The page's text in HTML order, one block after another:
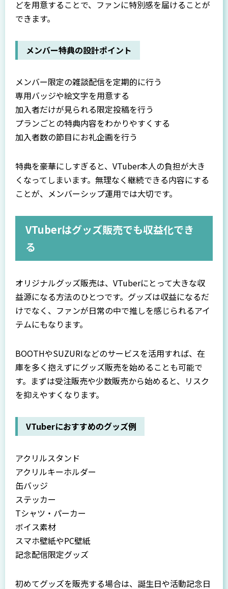
どを用意することで、ファンに特別感を届けることが
できます。
メンバー特典の設計ポイント
メンバー限定の雑談配信を定期的に行う
専用バッジや絵文字を用意する
加入者だけが見られる限定投稿を行う
プランごとの特典内容をわかりやすくする
加入者数の節目にお礼企画を行う
特典を豪華にしすぎると、VTuber本人の負担が大き
くなってしまいます。無理なく継続できる内容にする
ことが、メンバーシップ運用では大切です。
VTuberはグッズ販売でも収益化でき
る
オリジナルグッズ販売は、VTuberにとって大きな収
益源になる方法のひとつです。グッズは収益になるだ
けでなく、ファンが日常の中で推しを感じられるアイ
テムにもなります。
BOOTHやSUZURIなどのサービスを活用すれば、在
庫を多く抱えずにグッズ販売を始めることも可能で
す。まずは受注販売や少数販売から始めると、リスク
を抑えやすくなります。
VTuberにおすすめのグッズ例
アクリルスタンド
アクリルキーホルダー
缶バッジ
ステッカー
Tシャツ・パーカー
ボイス素材
スマホ壁紙やPC壁紙
記念配信限定グッズ
初めてグッズを販売する場合は、誕生日や活動記念日